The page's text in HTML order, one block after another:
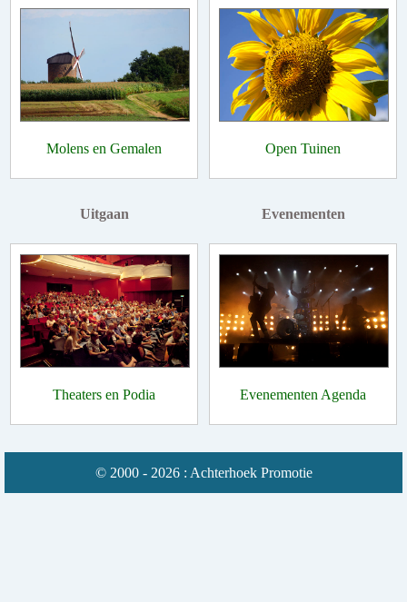
Molens en Gemalen Open Tuinen
Uitgaan
Theaters en Podia
Evenementen
Evenementen Agenda
© 2000 - 2026 : Achterhoek Promotie